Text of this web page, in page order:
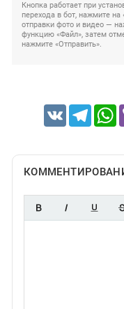
Кнопка работает при
перехода в бот, нажмите
отправки фото и видео —
функцию «Файл», затем
нажмите «Отправить».
VK